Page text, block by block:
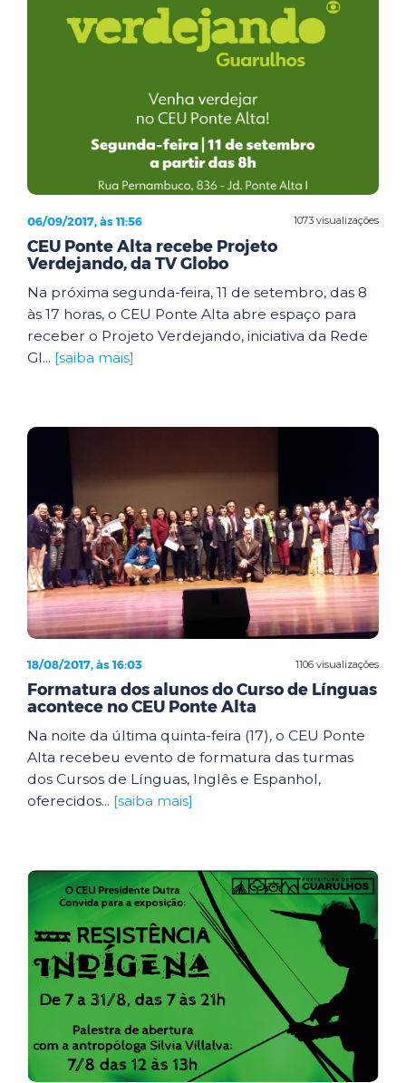
1073 visualizações
06/09/2017, às 11:56
CEU Ponte Alta recebe Projeto
Verdejando, da TV Globo
Na próxima segunda-feira, 11 de setembro, das 8
às 17 horas, o CEU Ponte Alta abre espaço para
receber o Projeto Verdejando, iniciativa da Rede
Gl... [saiba mais]
1106 visualizações
18/08/2017, às 16:03
Formatura dos alunos do Curso de Línguas
acontece no CEU Ponte Alta
Na noite da última quinta-feira (17), o CEU Ponte
Alta recebeu evento de formatura das turmas
dos Cursos de Línguas, Inglês e Espanhol,
oferecidos... [saiba mais]